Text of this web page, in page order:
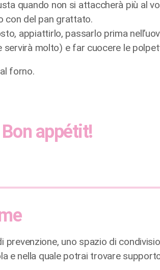
quando non si attaccherà più al
con del pan grattato.
appiattirlo, passarlo prima
servirà molto) e far cuocere le
forno.
appétit!
prevenzione, uno spazio di
e nella quale potrai trovare